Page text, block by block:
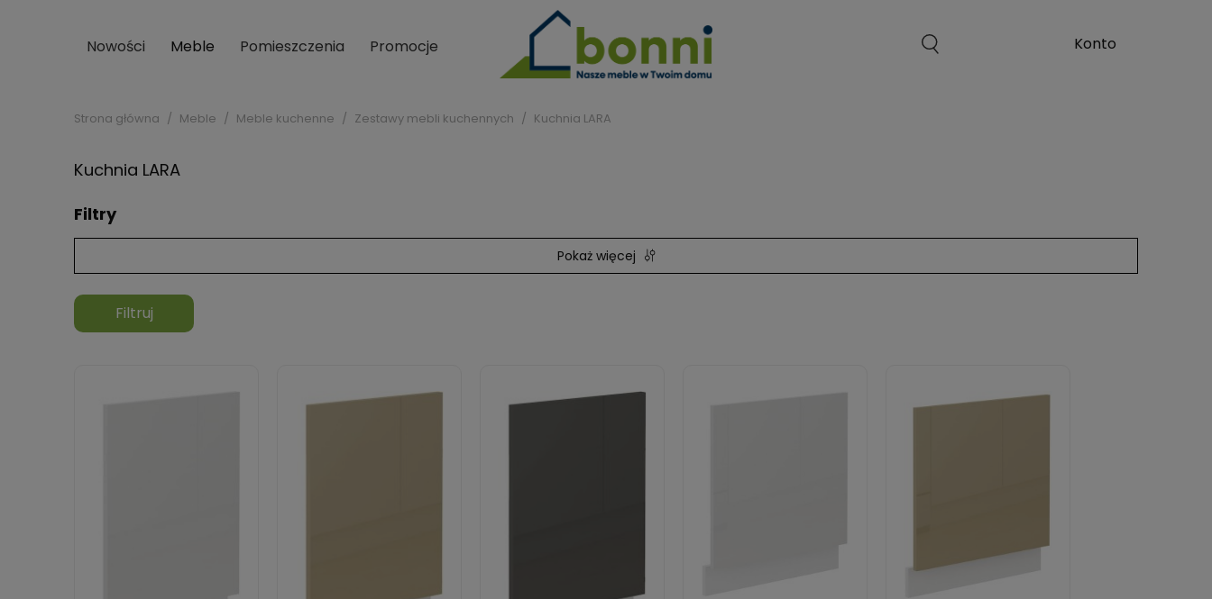
Nowości Meble Pomieszczenia Promocje
Strona główna Meble Meble kuchenne Zestawy mebli kuchennych Kuchnia LARA
Kuchnia LARA
Filtry
Pokaż więcej
Filtruj